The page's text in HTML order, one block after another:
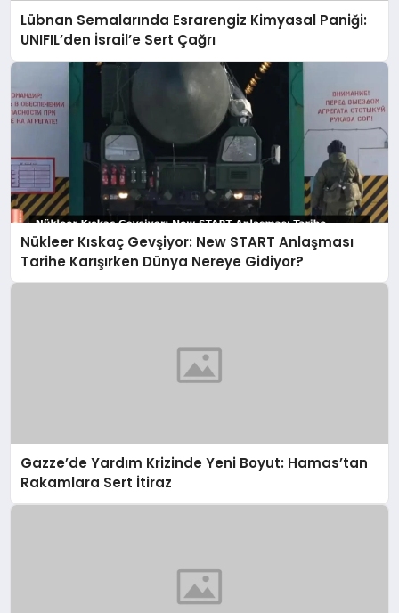
Lübnan Semalarında Esrarengiz Kimyasal Paniği:
UNIFIL’den İsrail’e Sert Çağrı
Nükleer Kıskaç Gevşiyor: New START Anlaşması
Tarihe Karışırken Dünya Nereye Gidiyor?
Gazze’de Yardım Krizinde Yeni Boyut: Hamas’tan
Rakamlara Sert İtiraz